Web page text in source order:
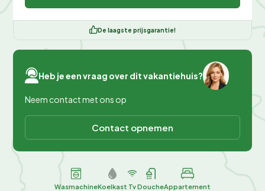
De laagste prijsgarantie!
Heb je een vraag over dit vakantiehuis?
Neem contact met ons op
Contact opnemen
WasmachineKoelkast TvDoucheAppartement